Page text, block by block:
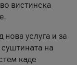
вистинска
услуга и за
на
каде